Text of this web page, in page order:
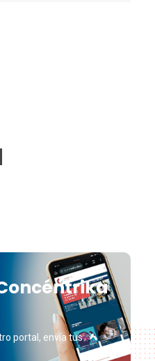
portal, envía tus